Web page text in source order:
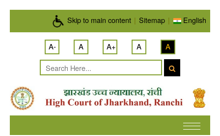
Skip to main content | Sitemap | English
A- A A+ A A